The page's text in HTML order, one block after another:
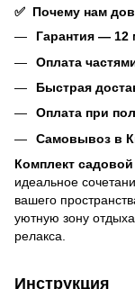
✅ Почему нам
Гарантия — 12
Оплата
Быстрая
Оплата при
Самовывоз в
Комплект
идеальное
вашего
уютную зону
релакса.
Инструкция